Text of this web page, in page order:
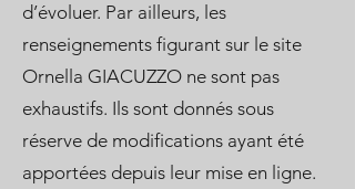
d’évoluer. Par ailleurs, les
renseignements figurant sur le site
Ornella GIACUZZO ne sont pas
exhaustifs. Ils sont donnés sous
réserve de modifications ayant été
apportées depuis leur mise en ligne.